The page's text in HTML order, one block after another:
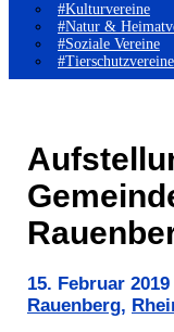
#Kulturvereine
#Natur &
#Soziale Vereine
#Tierschutzvereine
15. Februar 2019
Rauenberg,